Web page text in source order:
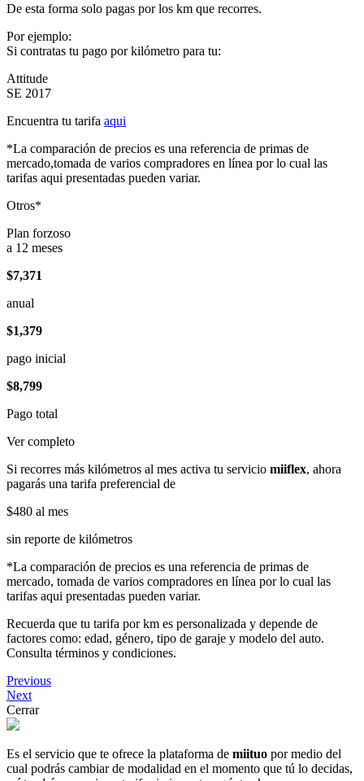
De esta forma solo pagas por los km que recorres.
Por ejemplo:
Si contratas tu pago por kilómetro para tu:
Attitude
SE 2017
Encuentra tu tarifa aqui
*La comparación de precios es una referencia de primas de
mercado,tomada de varios compradores en línea por lo cual las
tarifas aqui presentadas pueden variar.
Otros*
Plan forzoso
a 12 meses
$7,371
anual
$1,379
pago inicial
$8,799
Pago total
Ver completo
Si recorres más kilómetros al mes activa tu servicio miiflex, ahora
pagarás una tarifa preferencial de
$480 al mes
sin reporte de kilómetros
*La comparación de precios es una referencia de primas de
mercado, tomada de varios compradores en línea por lo cual las
tarifas aqui presentadas pueden variar.
Recuerda que tu tarifa por km es personalizada y depende de
factores como: edad, género, tipo de garaje y modelo del auto.
Consulta términos y condiciones.
Previous
Next
Cerrar
Es el servicio que te ofrece la plataforma de miituo por medio del
cual podrás cambiar de modalidad en el momento que tú lo decidas,